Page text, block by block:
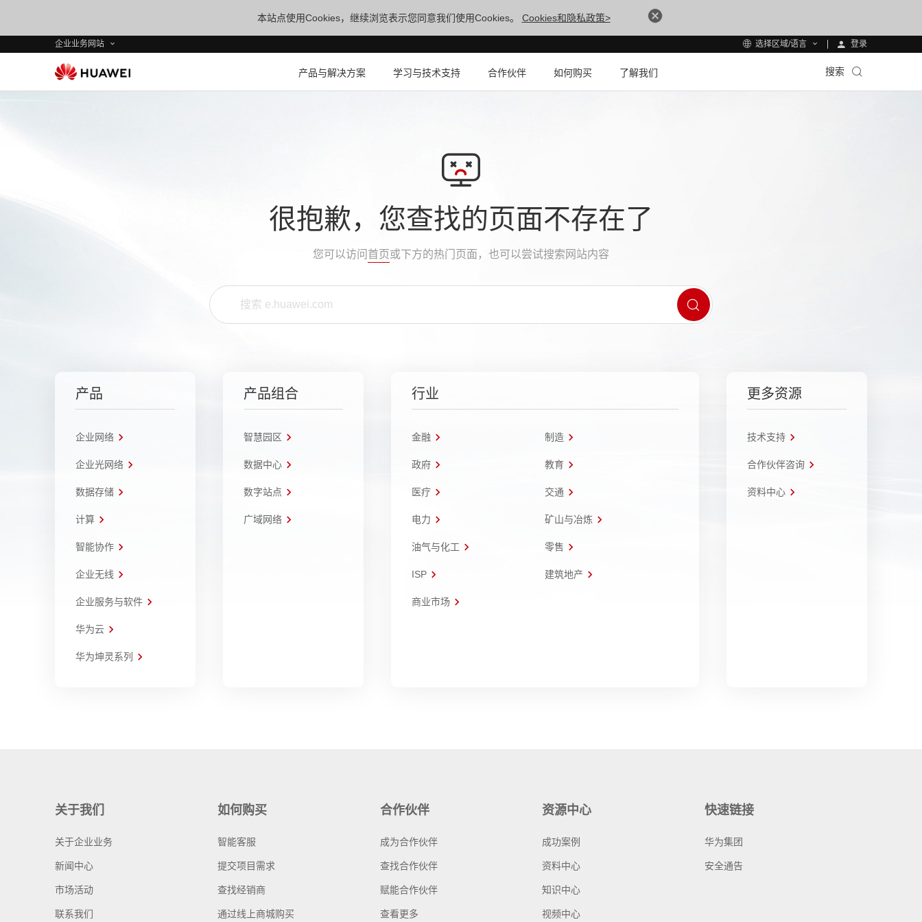
本站点使用Cookies，继续浏览表示您同意我们使用Cookies。 Cookies和隐私政策>
企业业务网站 选择区域/语言 登录
产品与解决方案 学习与技术支持 合作伙伴 如何购买 了解我们 搜索
很抱歉，您查找的页面不存在了
您可以访问 首页或下方的热门页面，也可以尝试搜索网站内容
产品
企业网络
企业光网络
数据存储
计算
智能协作
企业无线
企业服务与软件
华为云
华为坤灵系列
产品组合
智慧园区
数据中心
数字站点
广域网络
行业
金融 制造
政府 教育
医疗 交通
电力 矿山与冶炼
油气与化工 零售
ISP 建筑地产
商业市场
更多资源
技术支持
合作伙伴咨询
资料中心
关于我们
关于企业业务
新闻中心
市场活动
联系我们
如何购买
智能客服
提交项目需求
查找经销商
通过线上商城购买
合作伙伴
成为合作伙伴
查找合作伙伴
赋能合作伙伴
查看更多
资源中心
成功案例
资料中心
知识中心
视频中心
快速链接
华为集团
安全通告